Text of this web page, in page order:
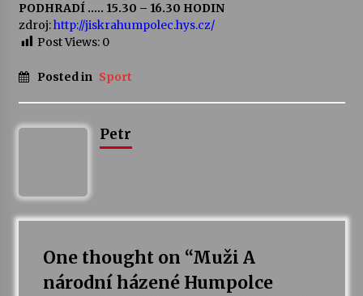
PODHRADÍ ….. 15.30 – 16.30 HODIN
zdroj:http://jiskrahumpolec.hys.cz/
Post Views: 0
Posted in Sport
Petr
One thought on “Muži A
národní házené Humpolce